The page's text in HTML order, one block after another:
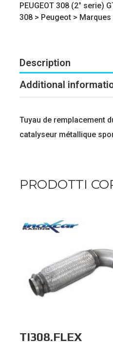
PEUGEOT 308 (2° serie)
308 > Peugeot > Marques
Description
Additional
Tuyau de remplacement
catalyseur métallique
PRODOTTI
TI308.FLEX